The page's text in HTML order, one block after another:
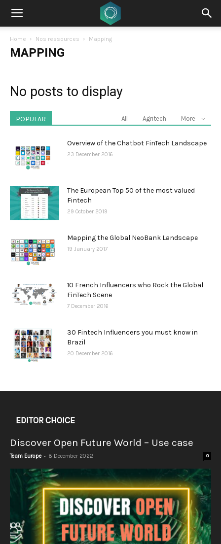
Home Nos ressources Mapping
MAPPING
No posts to display
POPULAR All Agritech More
Overview of the Chatbot FinTech Landscape
23 December 2016
The European Top 50 of the most valued
Fintech
29 October 2019
Mapping the Global NeoBank Landscape
19 January 2017
10 French Influencers who Rock the Global
FinTech Scene
7 December 2016
30 Fintech Influencers you must know in
Brazil
20 December 2016
EDITOR CHOICE
Discover Open Future World – Use case
Team Europe - 8 December 2022 0